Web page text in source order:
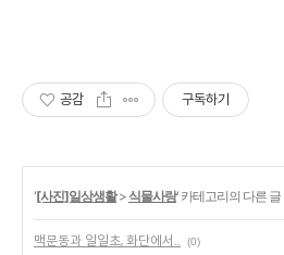
공감 구독하기
'[사진]일상생활> 식물사랑' 카테고리의 다른 글
맥문동과 일일초, 화단에서.. (0)